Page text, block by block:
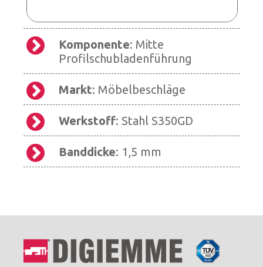
Komponente: Mitte
Profilschubladenführung
Markt: Möbelbeschläge
Werkstoff: Stahl S350GD
Banddicke: 1,5 mm